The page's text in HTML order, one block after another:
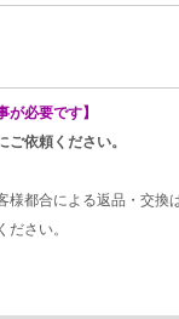
が必要です】
依頼ください。
都合による返品・交換
ださい。